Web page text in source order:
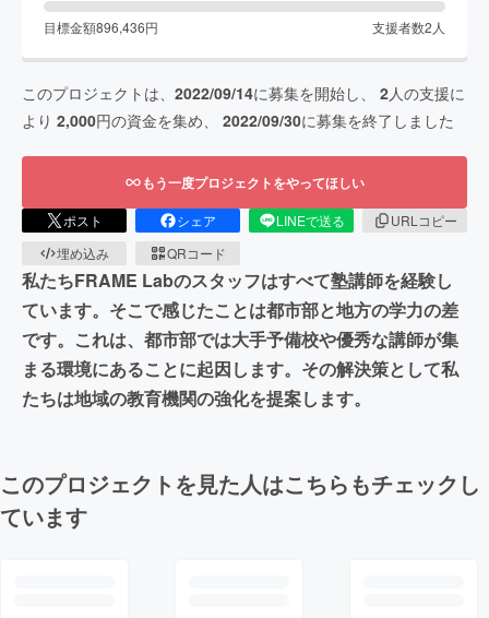
目標金額896,436円 支援者数2 人
このプロジェクトは、 2022/09/14に募集を開始し、 2人の支援に
より 2,000円の資金を集め、 2022/09/30に募集を終了しました
もう一度プロジェクトをやってほしい
ポスト シェア LINEで送る
URLコピー
埋め込み
QRコード
私たちFRAME Labのスタッフはすべて塾講師を経験し
ています。そこで感じたことは都市部と地方の学力の差
です。これは、都市部では大手予備校や優秀な講師が集
まる環境にあることに起因します。その解決策として私
たちは地域の教育機関の強化を提案します。
このプロジェクトを見た人はこちらもチェックし
ています